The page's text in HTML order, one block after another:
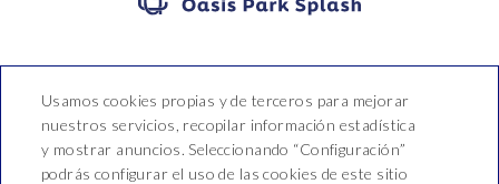
Montnegre, 54,
T. +34 937660210
Usamos cookies propias y de terceros para mejorar
nuestros servicios, recopilar información estadística
y mostrar anuncios. Seleccionando “Configuración”
podrás configurar el uso de las cookies de este sitio